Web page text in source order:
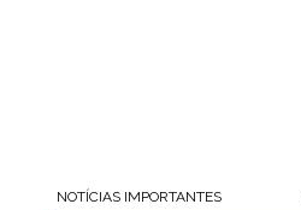
NOTÍCIAS IMPORTANTES